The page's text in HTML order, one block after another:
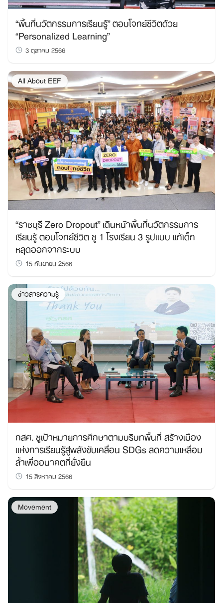
“พื้นที่นวัตกรรมการเรียนรู้” ตอบโจทย์ชีวิตด้วย
“Personalized Learning”
3 ตุลาคม 2566
All About EEF
“ราชบุรี Zero Dropout” เดินหน้าพื้นที่นวัตกรรมการ
เรียนรู้ ตอบโจทย์ชีวิต ชู 1 โรงเรียน 3 รูปแบบ แก้เด็ก
หลุดออกจากระบบ
15 กันยายน 2566
ข่าวสารความรู้
กสศ. ชูเป้าหมายการศึกษาตามบริบทพื้นที่ สร้างเมือง
แห่งการเรียนรู้สู่พลังขับเคลื่อน SDGs ลดความเหลื่อม
ล้ำเพื่ออนาคตที่ยั่งยืน
15 สิงหาคม 2566
Movement